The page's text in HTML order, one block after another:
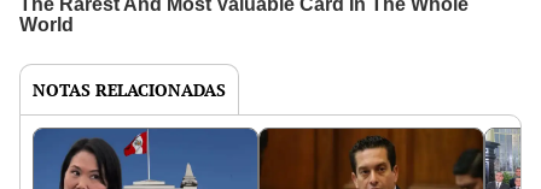
NOTAS RELACIONADAS